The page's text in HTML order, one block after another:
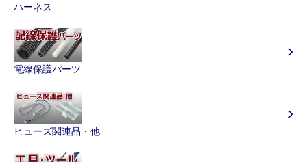
ハーネス
電線保護パーツ
ヒューズ関連品・他